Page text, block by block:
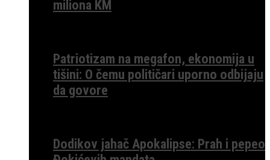
miliona KM
Patriotizam na megafon, ekonomija u
tišini: O čemu političari uporno odbijaju
da govore
Dodikov jahač Apokalipse: Prah i pepeo